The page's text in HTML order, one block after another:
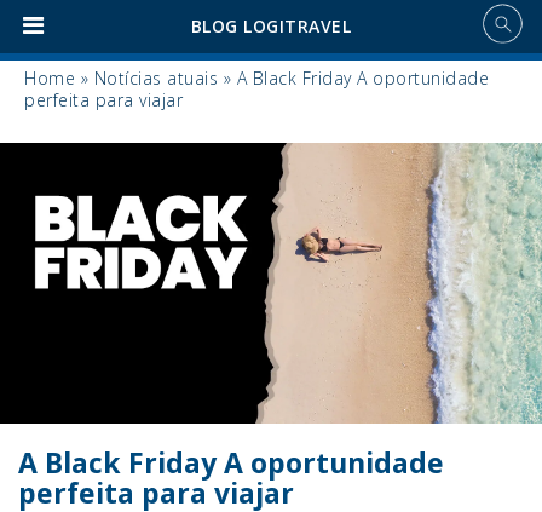
BLOG LOGITRAVEL
Home » Notícias atuais » A Black Friday A oportunidade
perfeita para viajar
A Black Friday A oportunidade
perfeita para viajar